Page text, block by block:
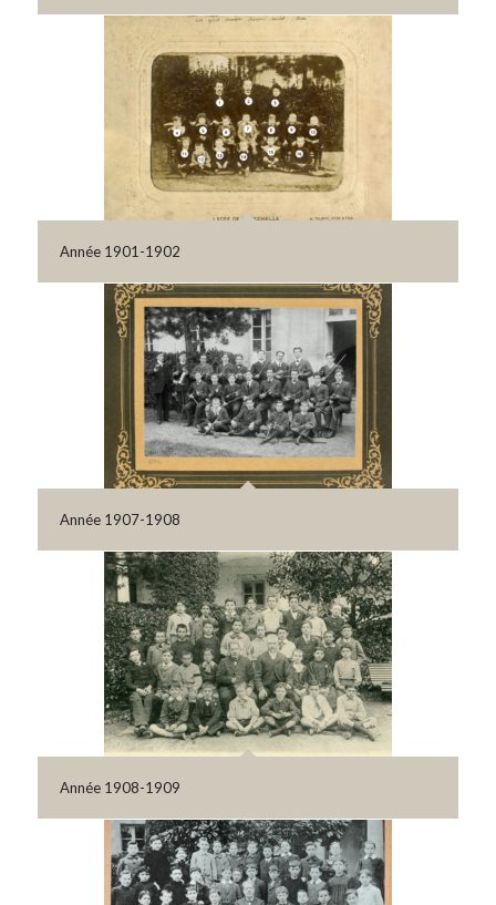
Année 1901-1902
Année 1907-1908
Année 1908-1909